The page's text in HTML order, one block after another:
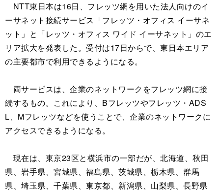
ショッピング その他
NTT東日本は16日、フレッツ網を用いた法人向けのイ
ーサネット接続サービス「フレッツ・オフィス イーサネ
ット」と「レッツ・オフィス ワイド イーサネット」のエ
リア拡大を発表した。受付は17日からで、東日本エリア
の主要都市で利用できるようになる。
両サービスは、企業のネットワークをフレッツ網に接
続するもの。これにより、Bフレッツやフレッツ・ADS
L、Mフレッツなどを使うことで、企業のネットワークに
アクセスできるようになる。
現在は、東京23区と横浜市の一部だが、北海道、秋田
県、岩手県、宮城県、福島県、茨城県、栃木県、群馬
県、埼玉県、千葉県、東京都、新潟県、山梨県、長野県